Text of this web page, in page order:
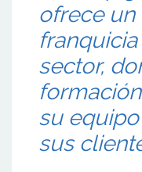
ofrece
sector,
su
sus